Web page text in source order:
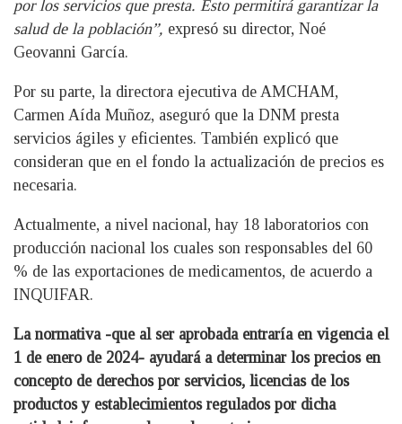
por los servicios que presta. Esto permitirá garantizar la
salud de la población”, expresó su director, Noé
Geovanni García.
Por su parte, la directora ejecutiva de AMCHAM,
Carmen Aída Muñoz, aseguró que la DNM presta
servicios ágiles y eficientes. También explicó que
consideran que en el fondo la actualización de precios es
necesaria.
Actualmente, a nivel nacional, hay 18 laboratorios con
producción nacional los cuales son responsables del 60
% de las exportaciones de medicamentos, de acuerdo a
INQUIFAR.
La normativa -que al ser aprobada entraría en vigencia el
1 de enero de 2024- ayudará a determinar los precios en
concepto de derechos por servicios, licencias de los
productos y establecimientos regulados por dicha